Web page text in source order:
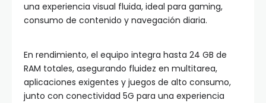
una experiencia visual fluida, ideal para gaming,
consumo de contenido y navegación diaria.
En rendimiento, el equipo integra hasta 24 GB de
RAM totales, asegurando fluidez en multitarea,
aplicaciones exigentes y juegos de alto consumo,
junto con conectividad 5G para una experiencia